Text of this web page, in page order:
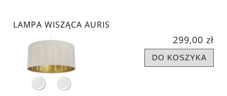
LAMPA WISZĄCA AURIS
299,00 zł
DO KOSZYKA